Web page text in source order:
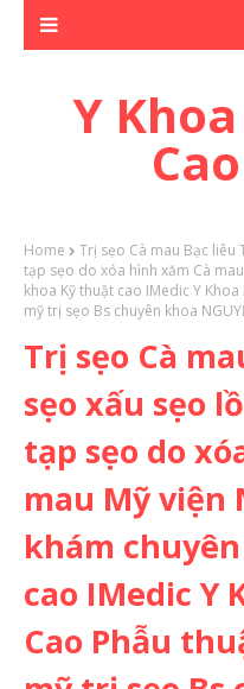
Y
Home
Trị sẹo Cà mau Bạc
tạp sẹo do xóa hình xăm Cà
khoa Kỹ thuật cao IMedic Y
mỹ trị sẹo Bs chuyên khoa
Trị sẹo Cà
sẹo xấu sẹo
tạp sẹo do
mau Mỹ viện
khám
cao IMedic Y
Cao Phẫu